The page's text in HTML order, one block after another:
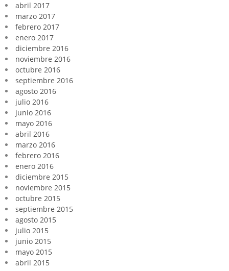
abril 2017
marzo 2017
febrero 2017
enero 2017
diciembre 2016
noviembre 2016
octubre 2016
septiembre 2016
agosto 2016
julio 2016
junio 2016
mayo 2016
abril 2016
marzo 2016
febrero 2016
enero 2016
diciembre 2015
noviembre 2015
octubre 2015
septiembre 2015
agosto 2015
julio 2015
junio 2015
mayo 2015
abril 2015